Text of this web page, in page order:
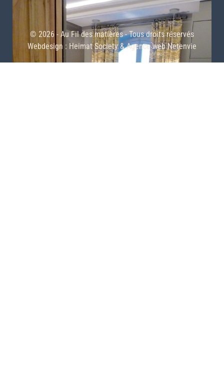
© 2026 - Au Fil des matières - Tous droits réservés
Webdesign : Heimat Society&Agence web Netenvie